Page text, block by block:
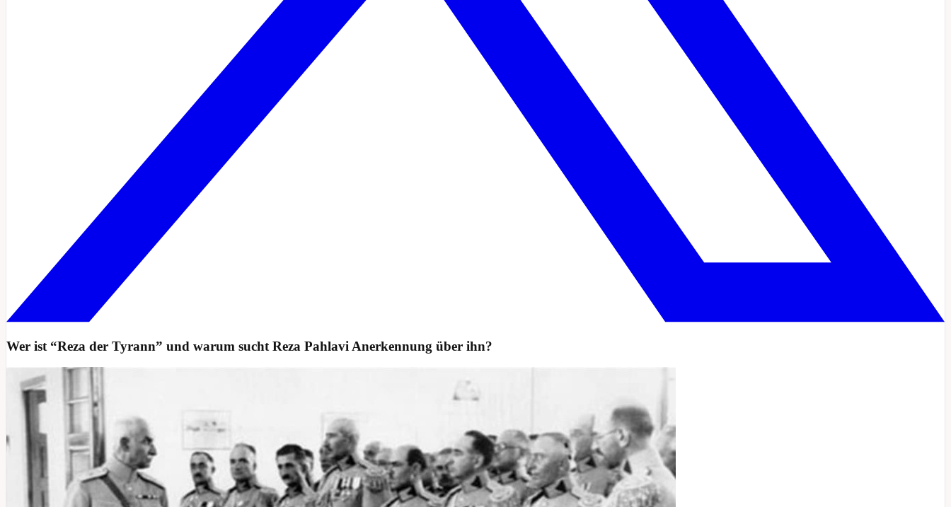
Wer ist “Reza der Tyrann” und warum sucht Reza Pahlavi Anerkennung über ihn?